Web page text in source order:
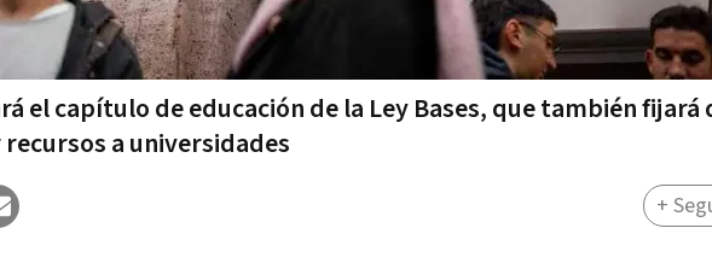
el capítulo de educación de la Ley Bases, que también
a universidades
+